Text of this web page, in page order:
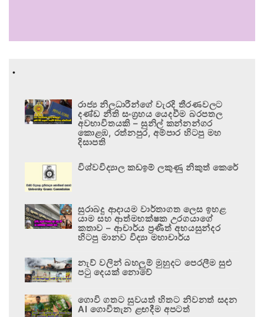
.
රාජ්‍ය නිලධාරීන්ගේ වැරදි තීරණවලට
දණ්ඩ නීති සංග්‍රහය යෙදවීම බරපතල
අවභාවිතයකි – සුනිල් කන්නන්ගර
කොළඹ, රත්නපුර, අම්පාර හිටපු මහ
දිසාපති
විශ්වවිද්‍යාල කඩඉම් ලකුණු නිකුත් කෙරේ
සුරාබදු ආදායම වාර්තාගත ලෙස ඉහළ
යාම සහ ආත්මභක්ෂක උරගයාගේ
කතාව – ආචාර්ය ප්‍රණීත් අභයසුන්දර
හිටපු මානව විද්‍යා මහාචාර්ය
නැව් වලින් බහලුම් මුහුදට පෙරලීම සුළු
පටු දෙයක් නොවේ
ගොවි ගතට සුවයත් හිතට නිවනත් සදන
AI ගොවිතැන ළඟදීම අපටත්